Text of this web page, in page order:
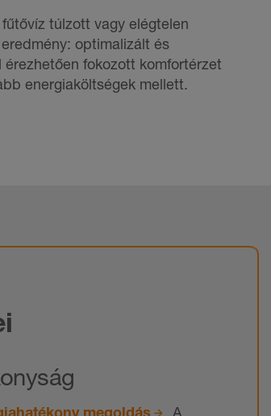
túlzott vagy elégtelen
optimalizált és
fokozott komfortérzet
energiaköltségek mellett.
megoldás
. A